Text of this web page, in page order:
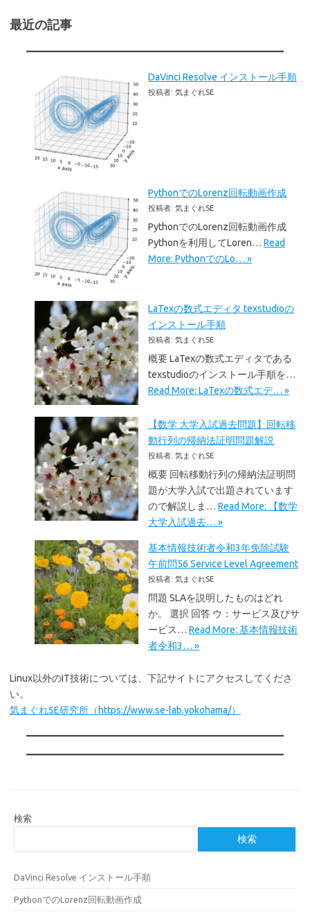
最近の記事
DaVinci Resolve インストール手順
投稿者: 気まぐれSE
PythonでのLorenz回転動画作成
投稿者: 気まぐれSE
PythonでのLorenz回転動画作成
Pythonを利用してLoren… Read
More: PythonでのLo… »
LaTexの数式エディタ texstudioの
インストール手順
投稿者: 気まぐれSE
概要 LaTexの数式エディタである
texstudioのインストール手順を…
Read More: LaTexの数式エデ… »
【数学 大学入試過去問題】回転移
動行列の帰納法証明問題解説
投稿者: 気まぐれSE
概要 回転移動行列の帰納法証明問
題が大学入試で出題されています
ので解説しま… Read More: 【数学
大学入試過去… »
基本情報技術者令和3年免除試験
午前問56 Service Level Agreement
投稿者: 気まぐれSE
問題 SLAを説明したものはどれ
か。 選択 回答 ウ：サービス及びサ
ービス… Read More: 基本情報技術
者令和3… »
Linux以外のIT技術については、下記サイトにアクセスしてくださ
い。
気まぐれSE研究所（https://www.se-lab.yokohama/）
検索
検索
DaVinci Resolve インストール手順
PythonでのLorenz回転動画作成